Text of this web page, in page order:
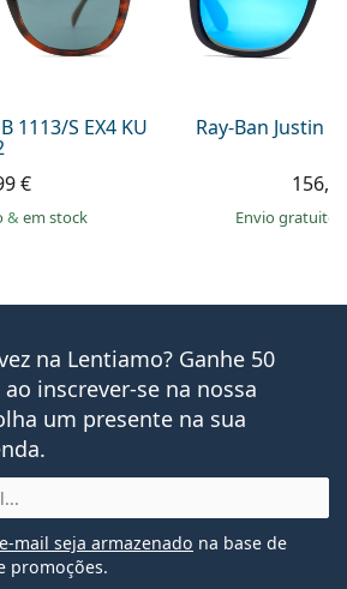
1113/S EX4 KU
€
& em stock
Ray-Ban Justin
Envio gratuito
na Lentiamo? Ganhe 50
inscrever-se na nossa
um presente na sua
mail seja armazenado na base de
promoções.